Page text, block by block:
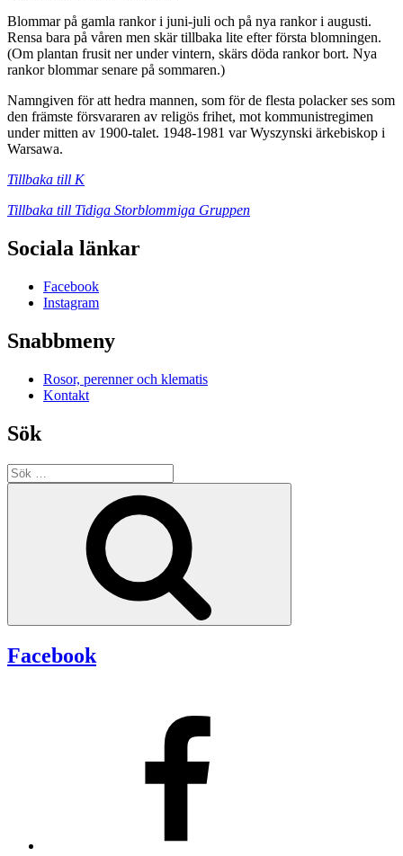
Blommar på gamla rankor i juni-juli och på nya rankor i augusti.
Rensa bara på våren men skär tillbaka lite efter första blomningen.
(Om plantan frusit ner under vintern, skärs döda rankor bort. Nya
rankor blommar senare på sommaren.)
Namngiven för att hedra mannen, som för de flesta polacker ses som
den främste försvararen av religös frihet, mot kommunistregimen
under mitten av 1900-talet. 1948-1981 var Wyszynski ärkebiskop i
Warsawa.
Tillbaka till K
Tillbaka till Tidiga Storblommiga Gruppen
Sociala länkar
Facebook
Instagram
Snabbmeny
Rosor, perenner och klematis
Kontakt
Sök
Sök
efter:
Facebook